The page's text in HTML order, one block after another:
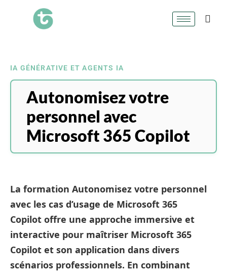
IA GÉNÉRATIVE ET AGENTS IA
Autonomisez votre
personnel avec
Microsoft 365 Copilot
La formation Autonomisez votre personnel
avec les cas d’usage de Microsoft 365
Copilot offre une approche immersive et
interactive pour maîtriser Microsoft 365
Copilot et son application dans divers
scénarios professionnels. En combinant